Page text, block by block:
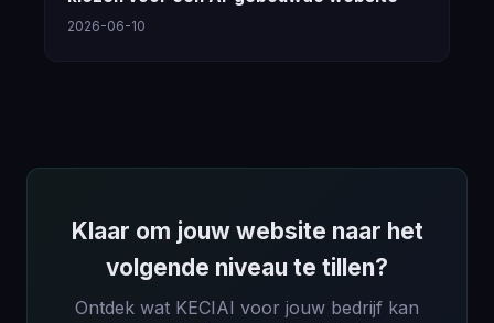
2026-06-10
Klaar om jouw website naar het
volgende niveau te tillen?
Ontdek wat KECIAI voor jouw bedrijf kan